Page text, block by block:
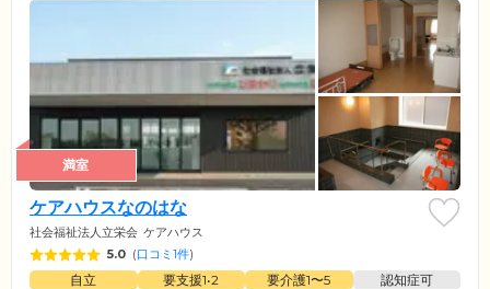
満室
ケアハウスなのはな
社会福祉法人立栄会 ケアハウス
5.0 (口コミ1件)
自立 要支援1•2 要介護1〜5
認知症可